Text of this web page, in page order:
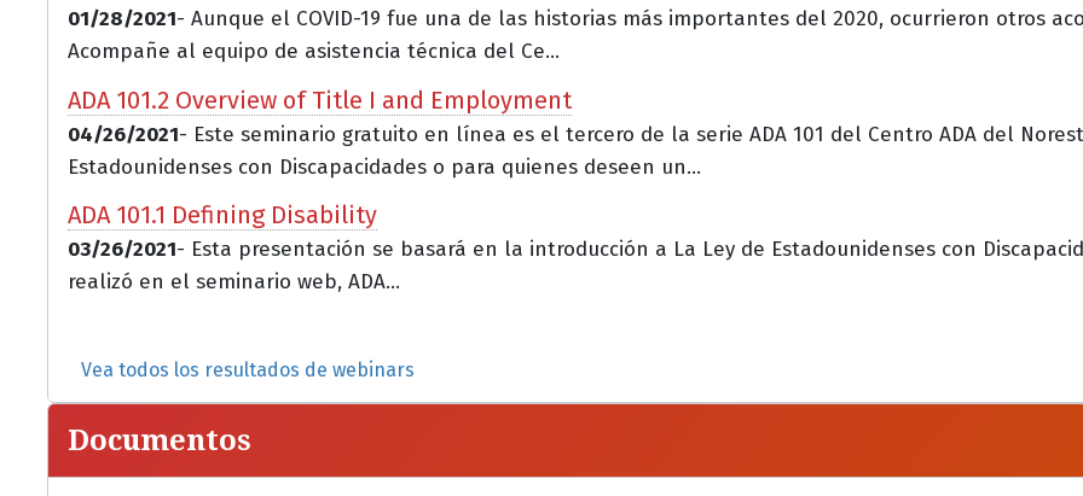
01/28/2021- Aunque el COVID-19 fue una de las historias más importantes del 2020, ocurrieron otros
Acompañe al equipo de asistencia técnica del Ce...
ADA 101.2 Overview of Title I and Employment
04/26/2021- Este seminario gratuito en línea es el tercero de la serie ADA 101 del Centro ADA del
Estadounidenses con Discapacidades o para quienes deseen un...
ADA 101.1 Defining Disability
03/26/2021- Esta presentación se basará en la introducción a La Ley de Estadounidenses con
realizó en el seminario web, ADA...
Vea todos los resultados de webinars
Documentos